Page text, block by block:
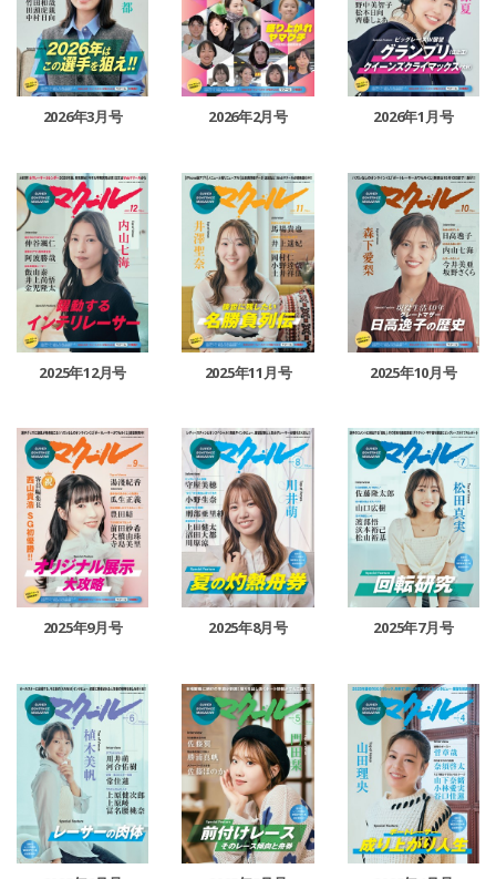
2026年3月号 2026年2月号 2026年1月号
2025年12月号 2025年11月号 2025年10月号
2025年9月号 2025年8月号 2025年7月号